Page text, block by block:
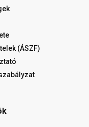
(ÁSZF)